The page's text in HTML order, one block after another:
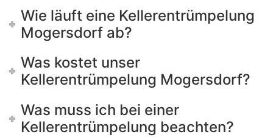
Wie läuft eine Kellerentrümpelung
Mogersdorf ab?
Was kostet unser
Kellerentrümpelung Mogersdorf?
Was muss ich bei einer
Kellerentrümpelung beachten?